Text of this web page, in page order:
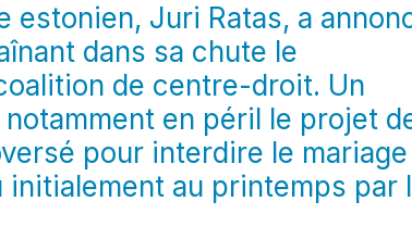
estonien, Juri Ratas, a
dans sa chute le
de centre-droit. Un
en péril le projet
pour interdire le mariage
initialement au printemps par